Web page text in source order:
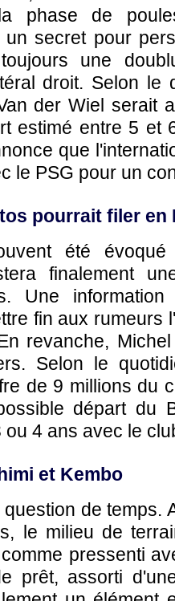
phase de
un secret pour
une
droit. Selon le
der Wiel serait
estimé entre 5 et
que
le PSG pour un
pourrait filer en
été évoqué
finalement
. Une
fin aux rumeurs
revanche,
Selon le
de 9 millions du
départ du
4 ans avec le
et Kembo
de temps.
le milieu de
pressenti
prêt, assorti